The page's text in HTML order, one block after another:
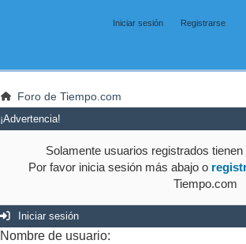
Iniciar sesión Registrarse
Foro de Tiempo.com
¡Advertencia!
Solamente usuarios registrados
Por favor inicia sesión más abajo o
Tiempo.com
Iniciar sesión
Nombre de usuario: